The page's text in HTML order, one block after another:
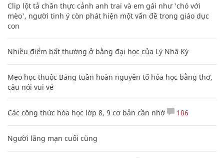
Clip lột tả chân thực cảnh anh trai và em gái như 'chó với
mèo', người tinh ý còn phát hiện một vấn đề trong giáo dục
con
Nhiều điểm bất thường ở bằng đại học của Lý Nhã Kỳ
Mẹo học thuộc Bảng tuần hoàn nguyên tố hóa học bằng thơ,
câu nói vui vẻ
Các công thức hóa học lớp 8, 9 cơ bản cần nhớ 106
Người lãng mạn cuối cùng